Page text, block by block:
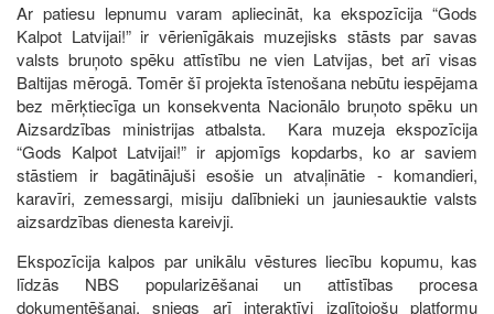
Ar patiesu lepnumu varam apliecināt, ka ekspozīcija “Gods
Kalpot Latvijai!” ir vērienīgākais muzejisks stāsts par savas
valsts bruņoto spēku attīstību ne vien Latvijas, bet arī visas
Baltijas mērogā. Tomēr šī projekta īstenošana nebūtu iespējama
bez mērķtiecīga un konsekventa Nacionālo bruņoto spēku un
Aizsardzības ministrijas atbalsta. Kara muzeja ekspozīcija
“Gods Kalpot Latvijai!” ir apjomīgs kopdarbs, ko ar saviem
stāstiem ir bagātinājuši esošie un atvaļinātie - komandieri,
karavīri, zemessargi, misiju dalībnieki un jauniesauktie valsts
aizsardzības dienesta kareivji.
Ekspozīcija kalpos par unikālu vēstures liecību kopumu, kas
līdzās NBS popularizēšanai un attīstības procesa
dokumentēšanai, sniegs arī interaktīvi izglītojošu platformu